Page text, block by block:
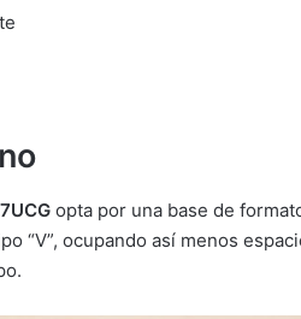
opta por una base de
“V”, ocupando así menos